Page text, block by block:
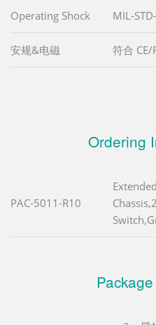
Operating Shock MIL-
安规&电磁 符合 CE/
Ordering
PAC-5011-R10